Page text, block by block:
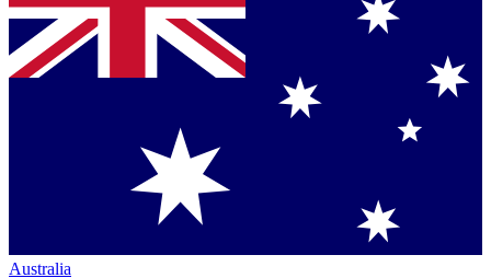
Australia